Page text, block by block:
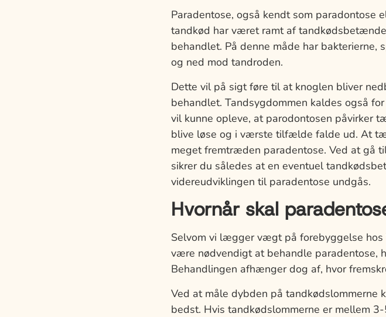
Paradentose, også kendt som paradontose
tandkød har været ramt af
behandlet. På denne måde har
og ned mod tandroden.
Dette vil på sigt føre til at knoglen bliver
behandlet. Tandsygdommen kaldes også
vil kunne opleve, at parodontosen påvirker
blive løse og i værste tilfælde falde ud. At
meget fremtræden paradentose. Ved at gå
sikrer du således at en eventuel
videreudviklingen til paradentose undgås.
Hvornår skal
Selvom vi lægger vægt på forebyggelse
være nødvendigt at behandle paradentose,
Behandlingen afhænger dog af, hvor
Ved at måle dybden på tandkødslommerne
bedst. Hvis tandkødslommerne er mellem